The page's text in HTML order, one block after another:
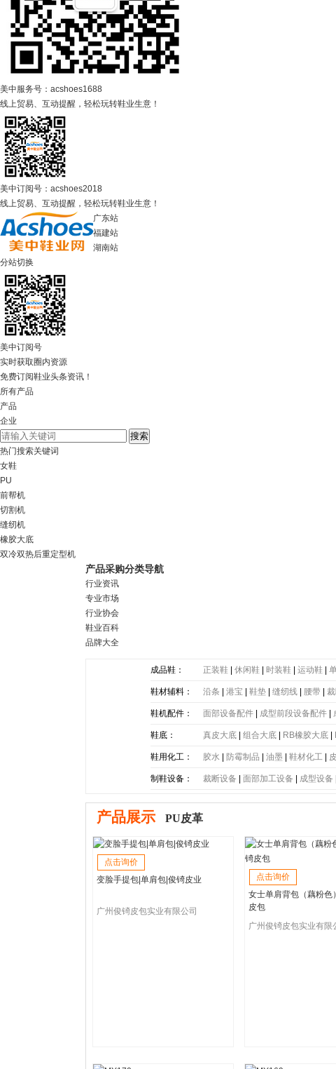
美中服务号：acshoes1688
线上贸易、互动提醒，轻松玩转鞋业生意！
美中订阅号：acshoes2018
线上贸易、互动提醒，轻松玩转鞋业生意！
广东站
福建站
湖南站
分站切换
美中订阅号
实时获取圈内资源
免费订阅鞋业头条资讯！
所有产品
产品
企业
热门搜索关键词
女鞋
PU
前帮机
切割机
缝纫机
橡胶大底
双冷双热后重定型机
产品采购分类导航
行业资讯
专业市场
行业协会
鞋业百科
品牌大全
成品鞋： 正装鞋| 休闲鞋| 时装鞋| 运动鞋|
鞋材辅料： 沿条 港宝 鞋垫| 缝纫线| 腰带|
带|塑胶片|其他
鞋机配件： 面部设备配件| 成型前段设备配件|
鞋底： 真皮大底| 组合大底| RB橡胶大底|
底|PE大底|PP大底|SBR大底|
鞋用化工： 胶水| 防霉制品 油墨 鞋材化工|
制鞋设备： 裁断设备 面部加工设备 成型设备
产品展示 PU皮革
点击询价
变脸手提包|单肩包|俊锜皮业
广州俊锜皮包实业有限公司
点击询价
女士单肩背包（藕粉色
皮包
广州俊锜皮包实业有限